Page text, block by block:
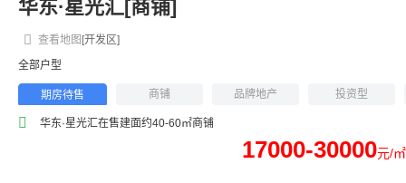
华东·星光汇[商铺]
[开发区]
查看地图
全部户型
期房待售 商铺 品牌地产
投资型
迅捷交通
华东·星光汇在售建面约40-60㎡商铺
17000-30000元/㎡